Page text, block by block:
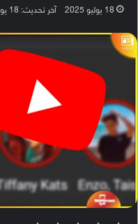
18 يوليو 2025 آخر تحديث: 18 يوليو 2025